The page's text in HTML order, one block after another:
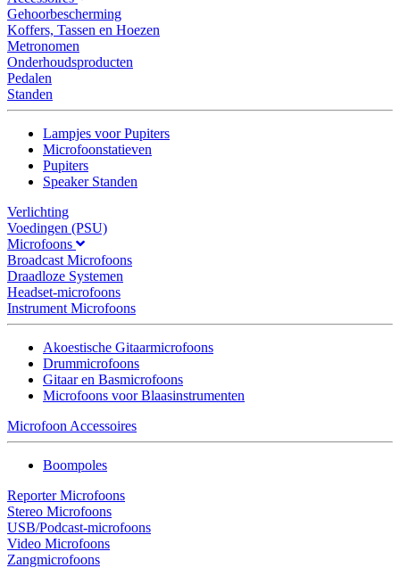
Gehoorbescherming
Koffers, Tassen en Hoezen
Metronomen
Onderhoudsproducten
Pedalen
Standen
Lampjes voor Pupiters
Microfoonstatieven
Pupiters
Speaker Standen
Verlichting
Voedingen (PSU)
Microfoons
Broadcast Microfoons
Draadloze Systemen
Headset-microfoons
Instrument Microfoons
Akoestische Gitaarmicrofoons
Drummicrofoons
Gitaar en Basmicrofoons
Microfoons voor Blaasinstrumenten
Microfoon Accessoires
Boompoles
Reporter Microfoons
Stereo Microfoons
USB/Podcast-microfoons
Video Microfoons
Zangmicrofoons